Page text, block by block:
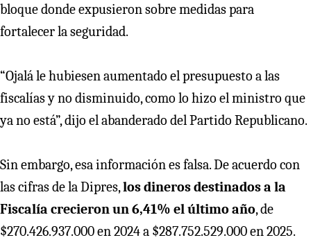
bloque donde expusieron sobre medidas para
fortalecer la seguridad.
“Ojalá le hubiesen aumentado el presupuesto a las
fiscalías y no disminuido, como lo hizo el ministro que
ya no está”, dijo el abanderado del Partido Republicano.
Sin embargo, esa información es falsa. De acuerdo con
las cifras de la Dipres,los dineros destinados a la
Fiscalía crecieron un 6,41% el último año, de
$270.426.937.000 en 2024 a $287.752.529.000 en 2025.